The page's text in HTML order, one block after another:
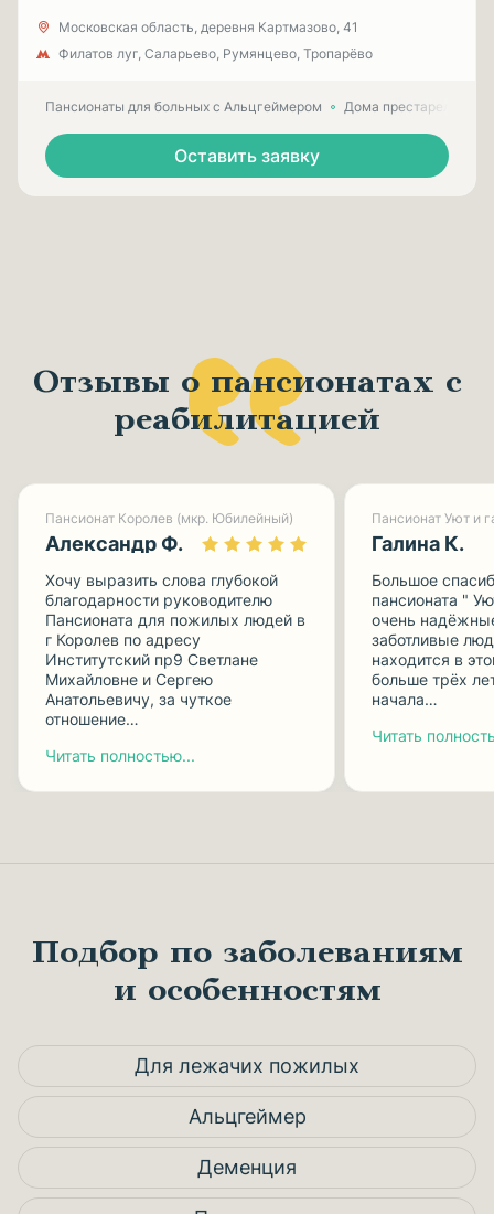
Московская область, деревня Картмазово, 41
Филатов луг, Саларьево, Румянцево, Тропарёво
Пансионаты для больных с Альцгеймером Дома престарелых
Оставить заявку
Отзывы о пансионатах с
реабилитацией
Пансионат Королев (мкр. Юбилейный)
Александр Ф.
Хочу выразить слова глубокой
благодарности руководителю
Пансионата для пожилых людей в
г Королев по адресу
Институтский пр9 Светлане
Михайловне и Сергею
Анатольевичу, за чуткое
отношение…
Читать полностью...
Галина К.
Большое
пансионата "
очень
заботливые
находится в
больше трёх
начала…
Читать
Подбор по заболеваниям
и особенностям
Для лежачих пожилых
Альцгеймер
Деменция